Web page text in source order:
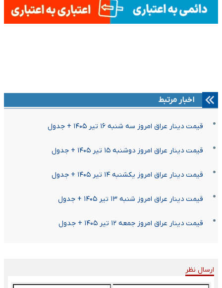
اخبار مرتبط
قیمت دینار عراق امروز سه شنبه ۱۶ تیر ۱۴۰۵ + جدول
قیمت دینار عراق امروز دوشنبه ۱۵ تیر ۱۴۰۵ + جدول
قیمت دینار عراق امروز یکشنبه ۱۴ تیر ۱۴۰۵ + جدول
قیمت دینار عراق امروز شنبه ۱۳ تیر ۱۴۰۵ + جدول
قیمت دینار عراق امروز جمعه ۱۲ تیر ۱۴۰۵ + جدول
ارسال نظر